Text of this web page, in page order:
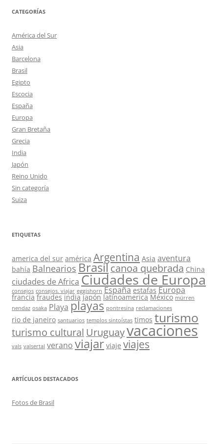
CATEGORÍAS
América del Sur
Asia
Barcelona
Brasil
Egipto
Escocia
España
Europa
Gran Bretaña
Grecia
India
Japón
Reino Unido
Sin categoría
Suiza
ETIQUETAS
america del sur américa Argentina Asia aventura
bahía Balnearios Brasilcanoa quebrada China
ciudades de Africa Ciudades de Europa
consejos consejos. viajar eggishorn España estafas Europa
francia fraudes india japón latinoamerica México mürren
nendaz osaka Playa playas pontresina reclamaciones
rio de janeiro santuarios templos sintoístas timos turismo
turismo cultural Uruguayvacaciones
vals valsertal verano viajar viaje viajes
ARTÍCULOS DESTACADOS
Fotos de Brasil